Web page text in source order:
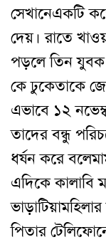
সেখানেএকটি
দেয়।রাতে
পড়লে তিন
কে ঢুকেতাকে
এভাবে ১২
তাদের বন্ধু
ধর্ষন করে বলে
এদিকে কালাবি
ভাড়াটিয়া
পিতার